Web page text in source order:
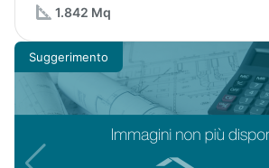
1.842 Mq
Suggerimento